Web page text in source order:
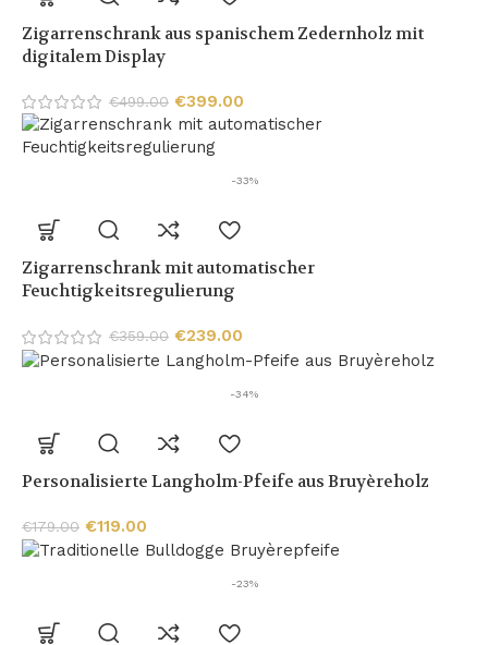
Zigarrenschrank aus spanischem Zedernholz mit
digitalem Display
€499.00 €399.00
-33%
Zigarrenschrank mit automatischer
Feuchtigkeitsregulierung
€359.00 €239.00
-34%
Personalisierte Langholm-Pfeife aus Bruyèreholz
€179.00 €119.00
-23%